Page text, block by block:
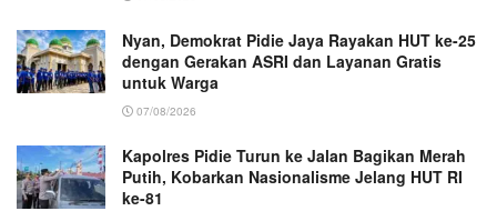
Nyan, Demokrat Pidie Jaya Rayakan HUT ke-25
dengan Gerakan ASRI dan Layanan Gratis
untuk Warga
07/08/2026
Kapolres Pidie Turun ke Jalan Bagikan Merah
Putih, Kobarkan Nasionalisme Jelang HUT RI
ke-81